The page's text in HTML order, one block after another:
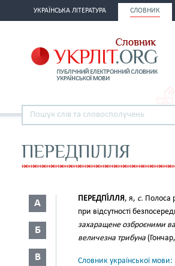
УКРАЇНСЬКА ЛІТЕРАТУРА СЛОВНИК
ПЕРЕДПІЛЛЯ
А
Б
В
ПЕРЕДПІ́ЛЛЯ, я, с. Полоса
при відсутності
захаращене озброєними
величезна трибуна
Словник української